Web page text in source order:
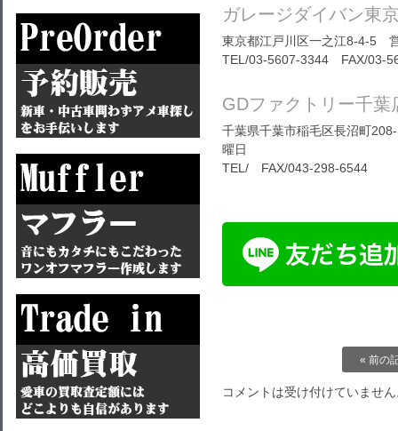
ガレージダイバン東
東京都江戸川区一之江8-4-5
TEL/03-5607-3344 FAX/03-
GDファクトリー千葉
千葉県千葉市稲毛区長沼町
曜日
TEL/ FAX/043-298-6544
« 前の
コメントは受け付けていませ